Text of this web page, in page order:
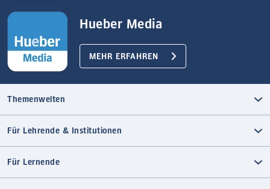
Hueber Media
MEHR ERFAHREN
Themenwelten
Für Lehrende & Institutionen
Für Lernende